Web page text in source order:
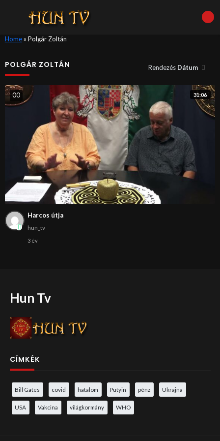
Home» Polgár Zoltán
POLGÁR ZOLTÁN Rendezés Dátum
31:06
00
Harcos útja
hun_tv
3 év
Hun Tv
CÍMKÉK
Bill Gates covid hatalom Putyin pénz Ukrajna
USA Vakcina világkormány WHO